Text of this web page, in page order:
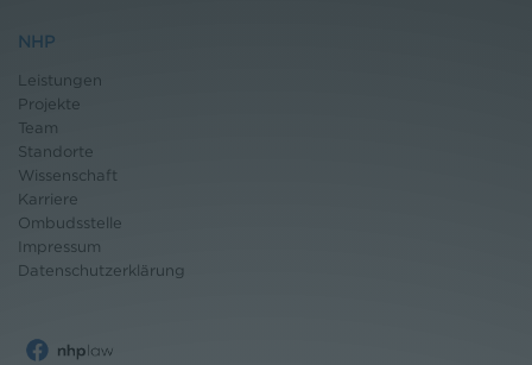
NHP
Leistungen
Projekte
Team
Standorte
Wissenschaft
Karriere
Ombudsstelle
Impressum
Datenschutzerklärung